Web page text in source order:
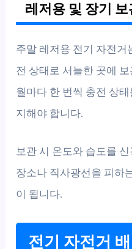
레저용 및 장기
주말 레저용 전기 자전거
전 상태로 서늘한 곳에
월마다 한 번씩 충전 상
지해야 합니다.
보관 시 온도와 습도를
장소나 직사광선을 피하
이 됩니다.
전기 자전거